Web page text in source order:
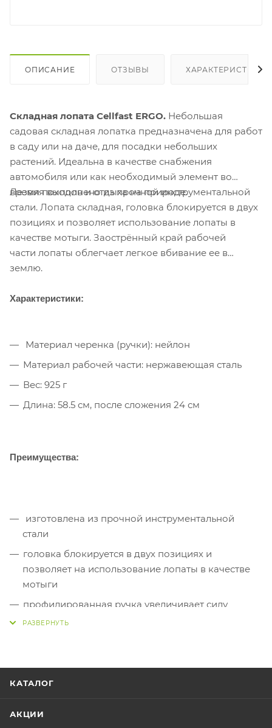
ОПИСАНИЕ ОТЗЫВЫ ХАРАКТЕРИСТИКИ
Складная лопата Cellfast ERGO. Небольшая
садовая складная лопатка предназначена для работ
в саду или на даче, для посадки небольших
растений. Идеальна в качестве снабжения
автомобиля или как необходимый элемент во
время походов и отдыха на природе.
Лезвия выполнено из прочной инструментальной
стали. Лопата складная, головка блокируется в двух
позициях и позволяет использование лопаты в
качестве мотыги. Заострённый край рабочей
части лопаты облегчает легкое вбивание ее в
землю.
Характеристики:
Материал черенка (ручки): нейлон
Материал рабочей части: нержавеющая сталь
Вес: 925 г
Длина: 58.5 см, после сложения 24 см
Преимущества:
стали
головка блокируется в двух позициях и
позволяет на использование лопаты в качестве
мотыги
профилированная ручка увеличивает силу
забивания лопаты в землю и обеспечивает
места
в комплекте чехол для транспорта
КАТАЛОГ
АКЦИИ